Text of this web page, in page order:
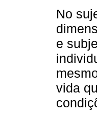
No
e
vida